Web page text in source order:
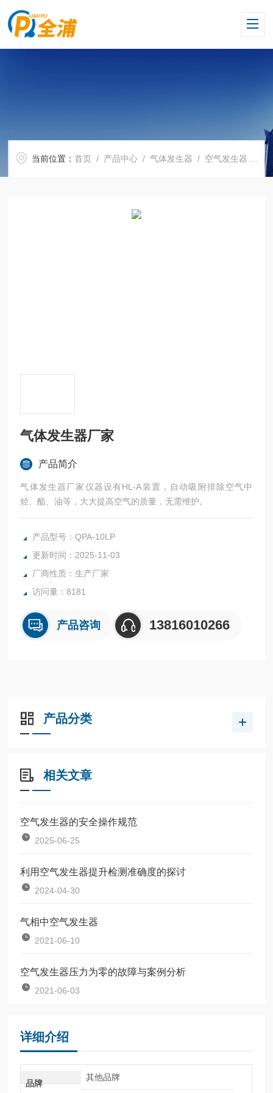
当前位置：首页 / 产品中心 /气体发生器 / 空气发生器
气体发生器厂家
产品简介
气体发生器厂家仪器设有HL-A装置，自动吸附排除空气中
烃、酯、油等，大大提高空气的质量，无需维护。
产品型号：QPA-10LP
更新时间：2025-11-03
厂商性质：生产厂家
访问量：8181
产品咨询 13816010266
产品分类
相关文章
空气发生器的安全操作规范
2025-06-25
利用空气发生器提升检测准确度的探讨
2024-04-30
气相中空气发生器
2021-06-10
空气发生器压力为零的故障与案例分析
2021-06-03
详细介绍
品牌
其他品牌